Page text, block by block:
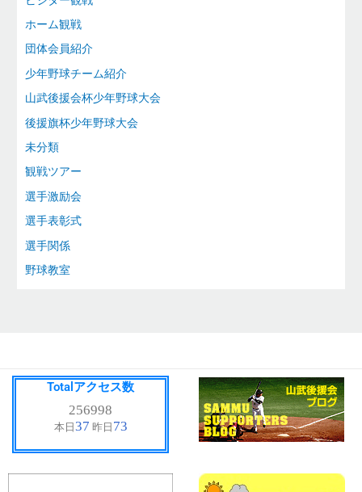
ホーム観戦
団体会員紹介
少年野球チーム紹介
山武後援会杯少年野球大会
後援旗杯少年野球大会
未分類
観戦ツアー
選手激励会
選手表彰式
選手関係
野球教室
Totalアクセス数